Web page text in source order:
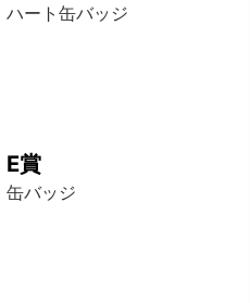
ハート缶バッジ
E賞
缶バッジ